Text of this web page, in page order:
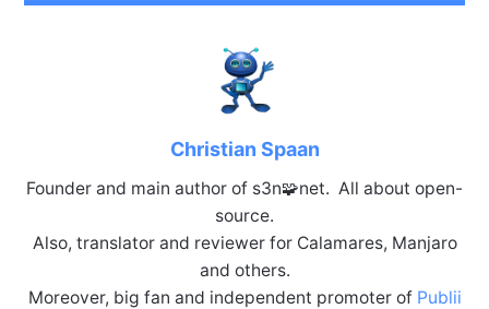
Christian Spaan
Founder and main author of s3n🧩net. All about open-
source.
Also, translator and reviewer for Calamares, Manjaro
and others.
Moreover, big fan and independent promoter of Publii